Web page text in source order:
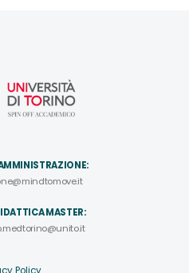
MASTER: